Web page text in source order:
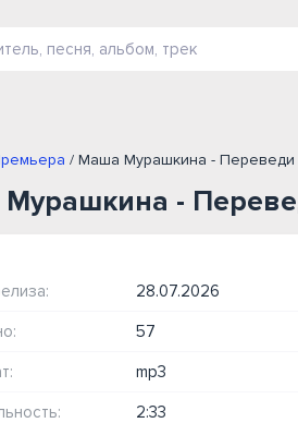
/ Маша Мурашкина -
-
28.07.2026
57
mp3
2:33